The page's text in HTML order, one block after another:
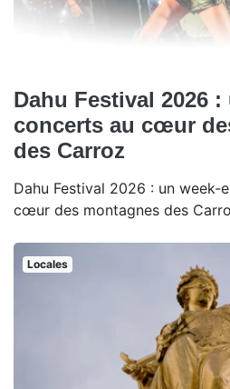
Dahu Festival 2026
concerts au cœur
des Carroz
Dahu Festival 2026 : un week-
cœur des montagnes des
Locales